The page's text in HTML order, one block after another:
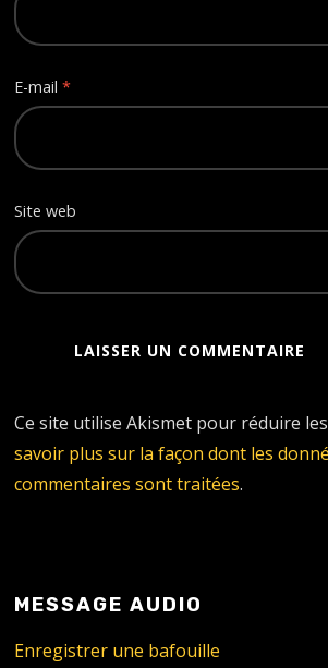
E-mail*
Site web
Ce site utilise Akismet pour réduire
savoir plus sur la façon dont les
commentaires sont traitées.
MESSAGE AUDIO
Enregistrer une bafouille